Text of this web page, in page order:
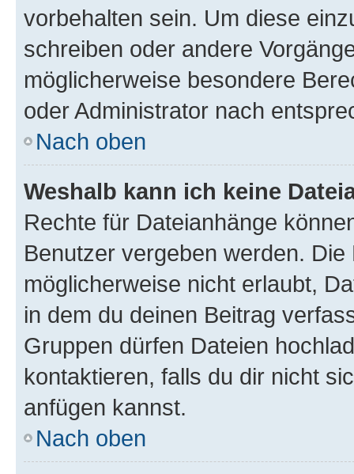
vorbehalten sein. Um diese
schreiben oder andere
möglicherweise besondere
oder Administrator nach
Nach oben
Weshalb kann ich keine
Rechte für Dateianhänge
Benutzer vergeben werden.
möglicherweise nicht erlaubt,
in dem du deinen Beitrag
Gruppen dürfen Dateien
kontaktieren, falls du dir nicht
anfügen kannst.
Nach oben